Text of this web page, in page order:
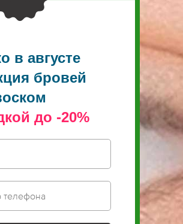
в августе
бровей
до -20%